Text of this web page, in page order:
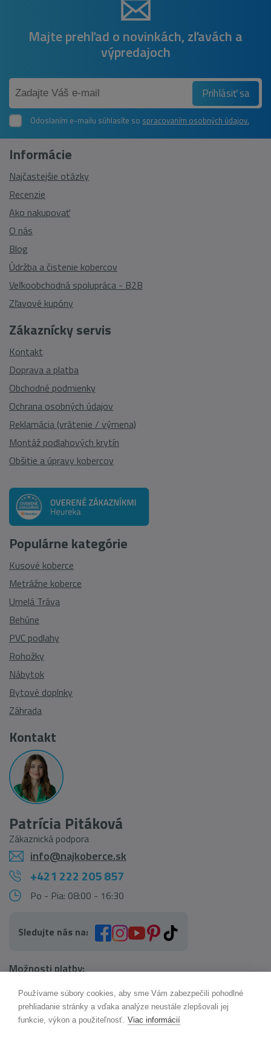
Majte prehľad o novinkách, zľavách a
výpredajoch
Prihlásiť sa
Odoslaním e-mailu súhlasíte so spracovaním osobných údajov.
Zákaznícky servis
Kontakt
Doprava a platba
Obchodné podmienky
Ochrana osobných údajov
Reklamácia (vrátenie / výmena)
Montáž podlahových krytín
Obšitie a úpravy kobercov
Informácie
Najčastejšie otázky
Recenzie
Ako nakupovať
O nás
Blog
Údržba a čistenie kobercov
Veľkoobchodná spolupráca - B2B
Zľavové kupóny
Populárne kategórie
Kusové koberce
Metrážne koberce
Umelá Tráva
Behúne
PVC podlahy
Rohožky
Nábytok
Bytové doplnky
Záhrada
Kontakt
Patrícia Pitáková
Zákaznická podpora
info@najkoberce.sk
+421 222 205 857
Po - Pia: 08:00 - 16:30
Sledujte nás na:
Možnosti platby:
Používame súbory cookies, aby sme Vám zabezpečili pohodlné
prehliadanie stránky a vďaka analýze neustále zlepšovali jej
funkcie, výkon a použiteľnosť. Viac informácií
AI pomocník Maxík
Online